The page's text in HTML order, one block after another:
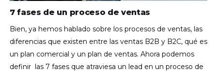
7 fases de un proceso de ventas
Bien, ya hemos hablado sobre los procesos de ventas, las
diferencias que existen entre las ventas B2B y B2C, qué es
un plan comercial y un plan de ventas. Ahora podemos
definir las 7 fases que atraviesa un lead en un proceso de